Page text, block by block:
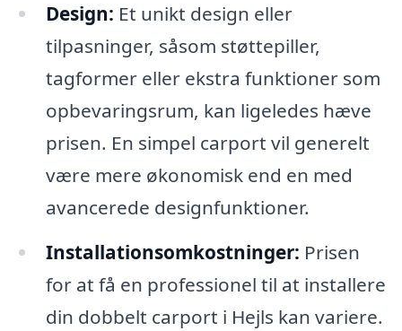
Design: Et unikt design eller
tilpasninger, såsom støttepiller,
tagformer eller ekstra funktioner som
opbevaringsrum, kan ligeledes hæve
prisen. En simpel carport vil generelt
være mere økonomisk end en med
avancerede designfunktioner.
Installationsomkostninger: Prisen
for at få en professionel til at installere
din dobbelt carport i Hejls kan variere.